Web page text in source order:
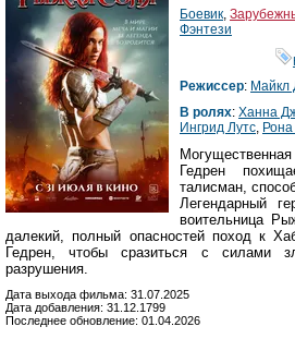
Боевик
Фэнтези
Режиссер: Майкл
В ролях: Ханна
Ингрид Лутс
Гедрен
талисман,
Легендарный
воительница
далекий, полный опасностей поход к
Гедрен, чтобы сразиться с силами
разрушения.
Дата выхода фильма: 31.07.2025
Дата добавления: 31.12.1799
Последнее обновление: 01.04.2026